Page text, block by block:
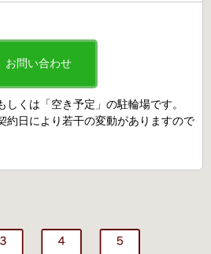
お問い合わせ
くは「空き予定」の駐輪場です。
約日により若干の変動がありますので